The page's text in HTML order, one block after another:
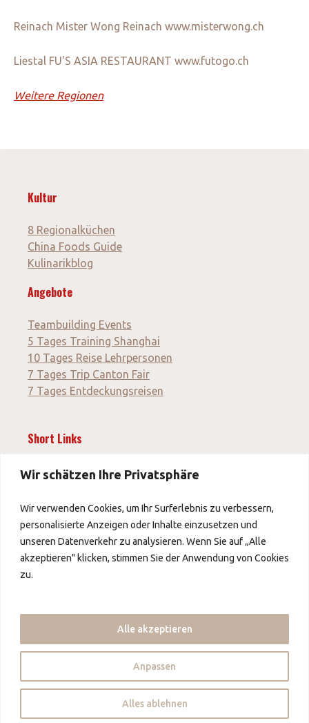
Wir schätzen Ihre Privatsphäre
Wir verwenden Cookies, um Ihr Surferlebnis zu verbessern,
personalisierte Anzeigen oder Inhalte einzusetzen und
unseren Datenverkehr zu analysieren. Wenn Sie auf „Alle
akzeptieren" klicken, stimmen Sie der Anwendung von Cookies
zu.
Anpassen
Alles ablehnen
Alle akzeptieren
Reinach Mister Wong Reinach www.misterwong.ch
Liestal FU'S ASIA RESTAURANT www.futogo.ch
Weitere Regionen
Kultur
8 Regionalküchen
China Foods Guide
Kulinarikblog
Angebote
Teambuilding Events
5 Tages Training Shanghai
10 Tages Reise Lehrpersonen
7 Tages Trip Canton Fair
7 Tages Entdeckungsreisen
Short Links
News
Impressum
AGB
Datenschutz
Über uns
Partner
Copyright © 2026 - China Foods Alliance - mybow